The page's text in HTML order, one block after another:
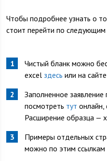
Чтобы подробнее узнать о
стоит перейти по следующим
Чистый бланк можно
excel здесь или на
Заполненное
посмотреть тут онлайн,
Расширение образца —
Примеры отдельных
можно по этим